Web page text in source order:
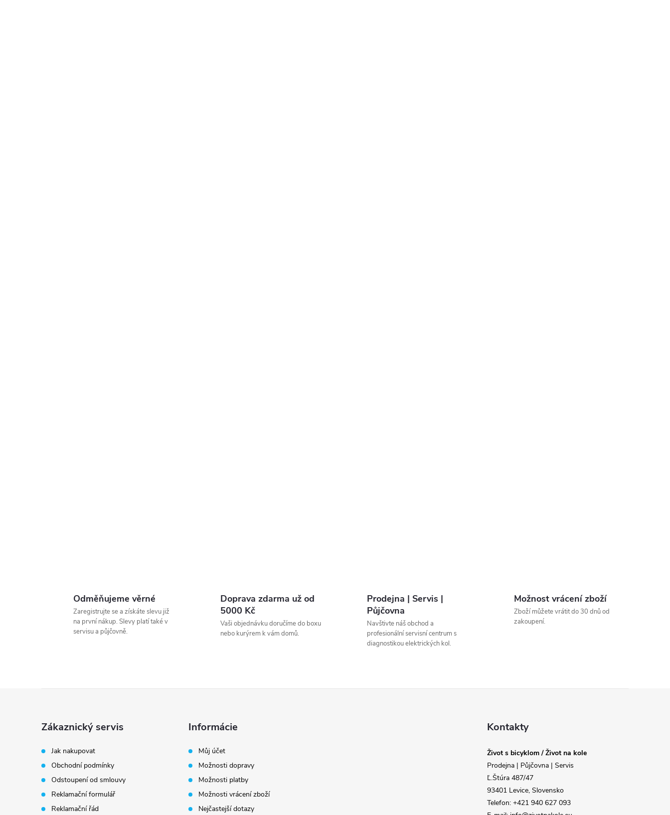
Odměňujeme věrné
Zaregistrujte se a získáte slevu již
na první nákup. Slevy platí také v
servisu a půjčovně.
Doprava zdarma už od
5000 Kč
Vaši objednávku doručíme do boxu
nebo kurýrem k vám domů.
Prodejna | Servis |
Půjčovna
Navštivte náš obchod a
profesionální servisní centrum s
diagnostikou elektrických kol.
Možnost vrácení zboží
Zboží můžete vrátit do 30 dnů od
zakoupení.
Zákaznický servis
Jak nakupovat
Obchodní podmínky
Odstoupení od smlouvy
Reklamační formulář
Reklamační řád
Informácie
Můj účet
Možnosti dopravy
Možnosti platby
Možnosti vrácení zboží
Nejčastejší dotazy
Kontakty
Život s bicyklom / Život na kole
Prodejna | Půjčovna | Servis
Ľ.Štúra 487/47
93401 Levice, Slovensko
Telefon: +421 940 627 093